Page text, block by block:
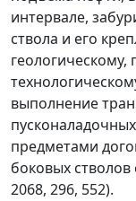
интервале,
ствола и его
геологическому,
выполнение
предметами
боковых стволов
2068, 296, 552).